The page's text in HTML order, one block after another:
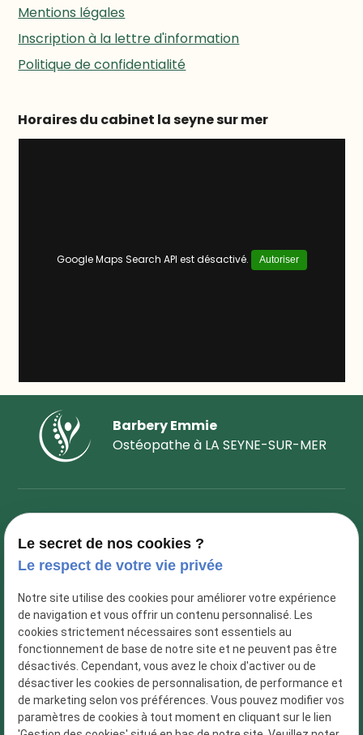
Mentions légales
Inscription à la lettre d'information
Politique de confidentialité
Horaires du cabinet la seyne sur mer
Google Maps Search API est désactivé. Autoriser
Barbery Emmie
Ostéopathe à LA SEYNE-SUR-MER
Nous retrouver :
La seyne sur mer
102 avenue Fernand Sardou
83500 La Seyne-sur-Mer
La Londe-les-Maures
1 rue des oliviers
83250 La Londe-les-Maures
Nous contacter :
Le secret de nos cookies ?
Le respect de votre vie privée
Notre site utilise des cookies pour améliorer votre expérience
de navigation et vous offrir un contenu personnalisé. Les
cookies strictement nécessaires sont essentiels au
fonctionnement de base de notre site et ne peuvent pas être
désactivés. Cependant, vous avez le choix d'activer ou de
désactiver les cookies de personnalisation, de performance et
de marketing selon vos préférences. Vous pouvez modifier vos
paramètres de cookies à tout moment en cliquant sur le lien